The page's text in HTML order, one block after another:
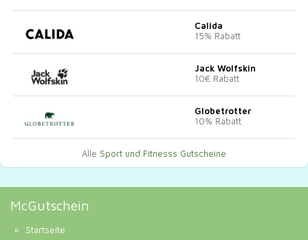
Calida
15% Rabatt
Jack Wolfskin
10€ Rabatt
Globetrotter
10% Rabatt
Alle Sport und Fitnesss Gutscheine
McGutschein
Startseite